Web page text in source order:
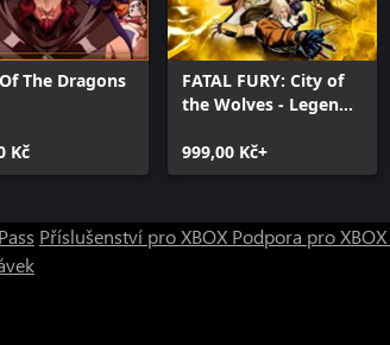
The Dragons
Kč
FATAL FURY: City of
the Wolves - Legend
999,00 Kč+
Příslušenství pro XBOX Podpora pro XBOX